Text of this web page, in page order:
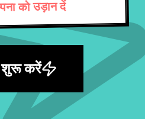
को उड़ान दें
शुरू करें